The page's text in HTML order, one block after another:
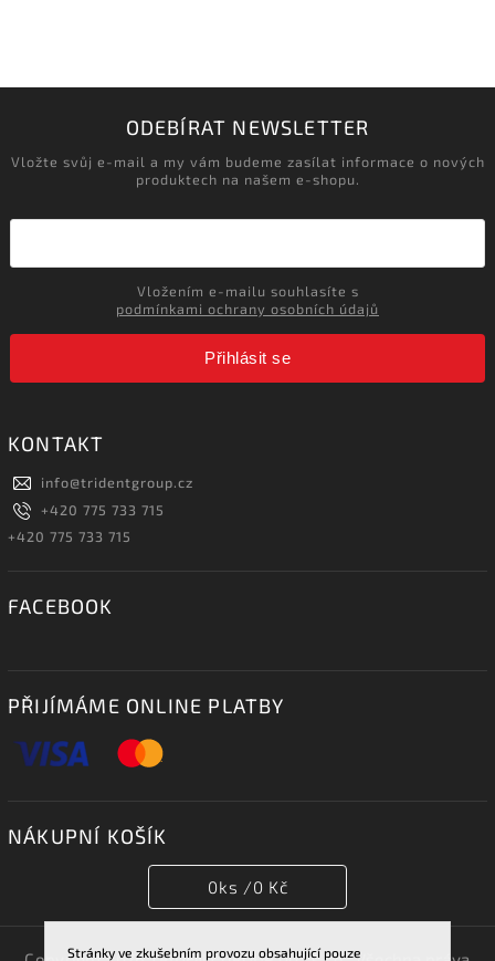
Stránky ve zkušebním provozu obsahující pouze
ODEBÍRAT NEWSLETTER
Vložte svůj e-mail a my vám budeme zasílat informace o nových
produktech na našem e-shopu.
podmínkami ochrany osobních údajů
Přihlásit se
KONTAKT
info@tridentgroup.cz
+420 775 733 715
+420 775 733 715
FACEBOOK
PŘIJÍMÁME ONLINE PLATBY
NÁKUPNÍ KOŠÍK
0ks /0 Kč